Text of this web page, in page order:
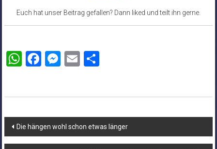
Euch hat unser Beitrag gefallen? Dann liked und teilt ihn gerne.
WhatsApp
Facebook
Messenger
EmailTeilen
Beitragsnavigation
Die hängen wohl schon etwas länger